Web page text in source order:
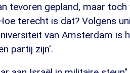
tevoren gepland, maar
terecht is dat? Volgens
van Amsterdam is
partij zijn'.